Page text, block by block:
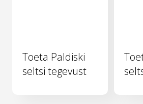
Toeta Paldiski
seltsi tegevust